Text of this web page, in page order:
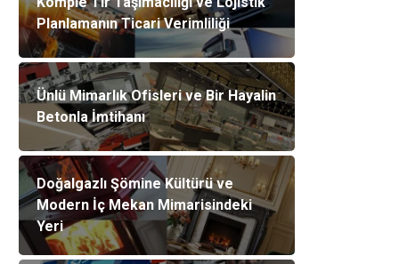
Planlamanın Ticari Verimliliği
Ünlü Mimarlık Ofisleri ve Bir Hayalin
Betonla İmtihanı
Doğalgazlı Şömine Kültürü ve
Modern İç Mekan Mimarisindeki
Yeri